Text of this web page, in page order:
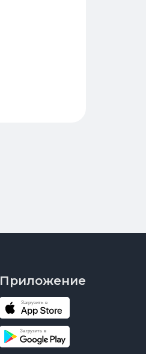
Приложение